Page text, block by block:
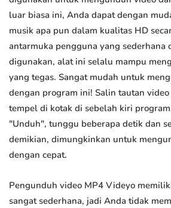
luar biasa ini, Anda dapat dengan
musik apa pun dalam kualitas HD
antarmuka pengguna yang sederhana
digunakan, alat ini selalu mampu
yang tegas. Sangat mudah untuk
dengan program ini! Salin tautan
tempel di kotak di sebelah kiri
"Unduh", tunggu beberapa detik dan
demikian, dimungkinkan untuk
dengan cepat.
Pengunduh video MP4 Videyo
sangat sederhana, jadi Anda tidak